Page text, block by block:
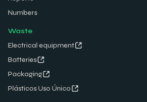
Numbers
Waste
Electrical equipment
Batteries
Packaging
Plásticos Uso Único